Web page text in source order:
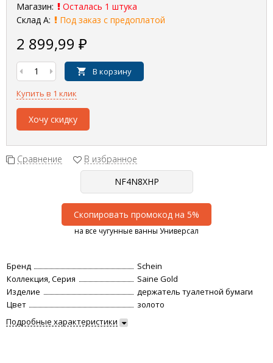
Магазин:
Осталась 1 штука
Склад А:
Под заказ с предоплатой
2 899,99 ₽
В корзину
Купить в 1 клик
Хочу скидку
Сравнение В избранное
Скопировать промокод на 5%
на все чугунные ванны Универсал
Бренд
Schein
Коллекция, Серия
Saine Gold
Изделие
держатель туалетной бумаги
Цвет
золото
Подробные характеристики